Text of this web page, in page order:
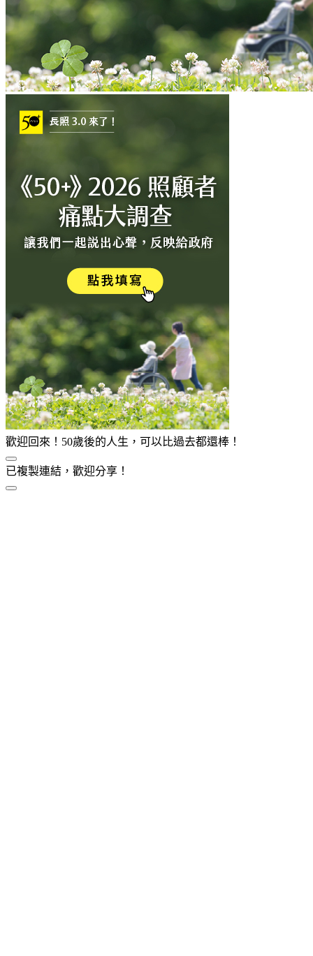
歡迎回來！50歲後的人生，可以比過去都還棒！
已複製連結，歡迎分享！